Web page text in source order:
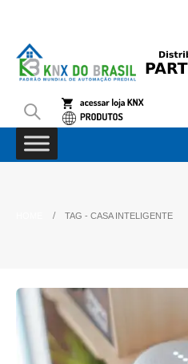
TAG - CASA INTELIGENTE